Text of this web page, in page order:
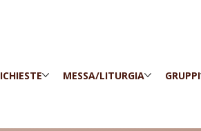
MESSA/LITURGIA GRUPPI